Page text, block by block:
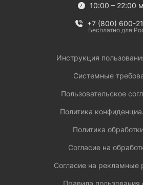
10:00 – 22:00
+7 (800) 600-
Бесплатно для
Инструкция
Системные
Пользовательское
Политика
Политика
Согласие на
Согласие на рекламные
Правила пользования